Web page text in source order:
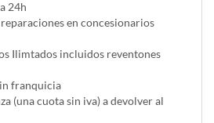
24h
en concesionarios
Ilimtados incluidos reventones
franquicia
(una cuota sin iva) a devolver al